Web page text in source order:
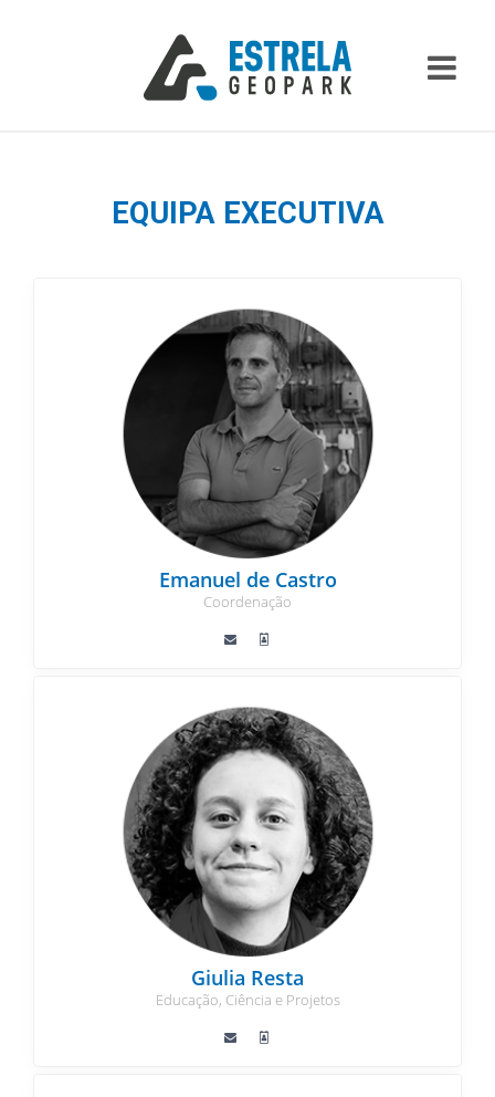
EQUIPA EXECUTIVA
Emanuel de Castro
Coordenação
Giulia Resta
Educação, Ciência e Projetos